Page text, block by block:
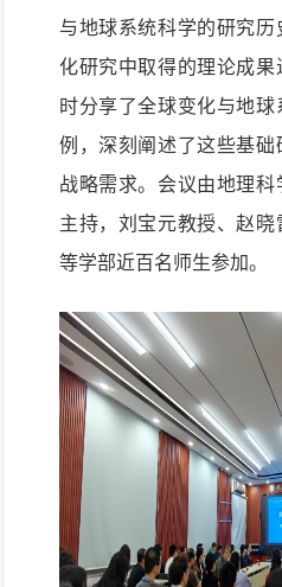
与地球系统科学的研究
化研究中取得的理论成果
时分享了全球变化与地
例，深刻阐述了这些基
战略需求。会议由地理
主持，刘宝元教授、赵
等学部近百名师生参加。